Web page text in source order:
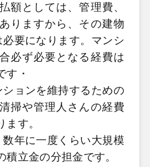
額としては、管理費、
りますから、その建物
要になります。マンシ
必ず必要となる経費は
す・
ョンを維持するための
掃や管理人さんの経費
す。
年に一度くらい大規模
立金の分担金です。